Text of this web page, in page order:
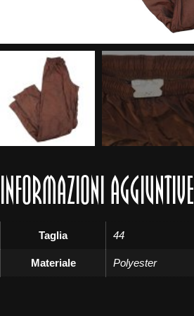
INFORMAZIONI AGGIUNTIVE
Taglia 44
Materiale Polyester